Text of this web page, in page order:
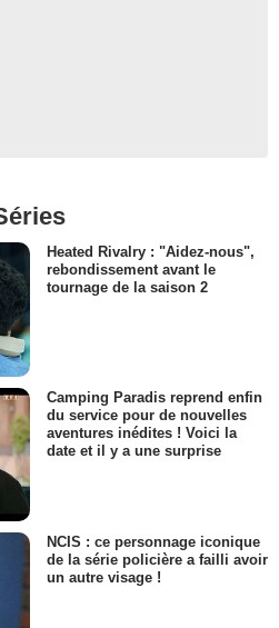
Heated Rivalry : "Aidez-nous",
rebondissement avant le
tournage de la saison 2
Camping Paradis reprend enfin
du service pour de nouvelles
aventures inédites ! Voici la
date et il y a une surprise
NCIS : ce personnage iconique
de la série policière a failli avoir
un autre visage !